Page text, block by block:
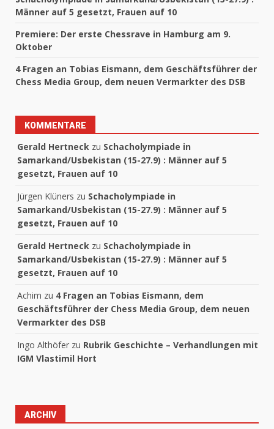
Männer auf 5 gesetzt, Frauen auf 10
Premiere: Der erste Chessrave in Hamburg am 9.
Oktober
4 Fragen an Tobias Eismann, dem Geschäftsführer der
Chess Media Group, dem neuen Vermarkter des DSB
KOMMENTARE
Gerald Hertneck zu Schacholympiade in
Samarkand/Usbekistan (15-27.9) : Männer auf 5
gesetzt, Frauen auf 10
Jürgen Klüners zu Schacholympiade in
Samarkand/Usbekistan (15-27.9) : Männer auf 5
gesetzt, Frauen auf 10
Gerald Hertneck zu Schacholympiade in
Samarkand/Usbekistan (15-27.9) : Männer auf 5
gesetzt, Frauen auf 10
Achim zu 4 Fragen an Tobias Eismann, dem
Geschäftsführer der Chess Media Group, dem neuen
Vermarkter des DSB
Ingo Althöfer zu Rubrik Geschichte – Verhandlungen mit
IGM Vlastimil Hort
ARCHIV